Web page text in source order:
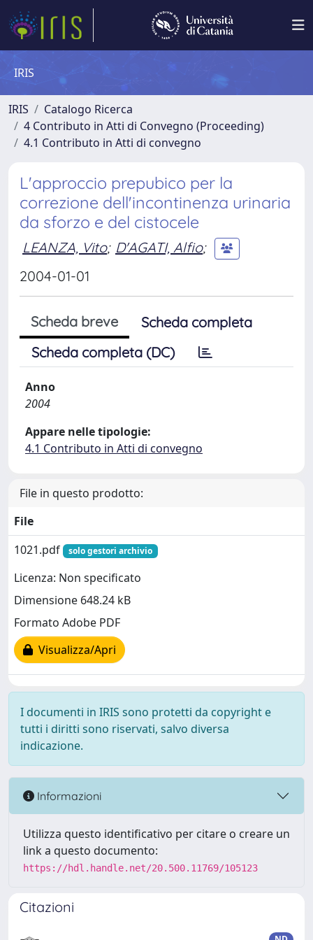
IRIS
IRIS
Catalogo Ricerca
4 Contributo in Atti di Convegno (Proceeding)
4.1 Contributo in Atti di convegno
L'approccio prepubico per la
correzione dell'incontinenza urinaria
da sforzo e del cistocele
LEANZA, Vito; D'AGATI, Alfio;
2004-01-01
Scheda breve
Scheda completa
Scheda completa (DC)
Anno
2004
Appare nelle tipologie:
4.1 Contributo in Atti di convegno
File in questo prodotto:
File
1021.pdf
solo gestori archivio
Licenza: Non specificato
Dimensione 648.24 kB
Formato Adobe PDF
Visualizza/Apri
I documenti in IRIS sono protetti da copyright e
tutti i diritti sono riservati, salvo diversa
indicazione.
Informazioni
Utilizza questo identificativo per citare o creare un
link a questo documento:
https://hdl.handle.net/20.500.11769/105123
Citazioni